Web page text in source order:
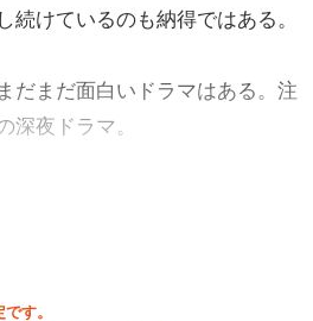
続けているのも納得ではある。
だまだ面白いドラマはある。注
深夜ドラマ。
す。